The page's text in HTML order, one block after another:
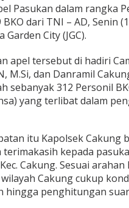
Pasukan dalam rangka
dari TNI – AD, Senin
Garden City (JGC).
apel tersebut di hadiri
M.Si, dan Danramil
sebanyak 312 Personil
yang terlibat dalam
itu Kapolsek Cakung
kepada
Cakung. Sesuai arahan
Cakung cukup
hingga penghitungan